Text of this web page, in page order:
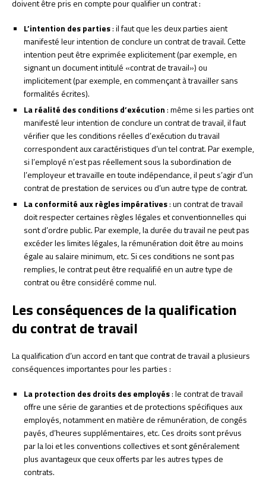
doivent être pris en compte pour qualifier un contrat :
L’intention des parties: il faut que les deux parties aient
manifesté leur intention de conclure un contrat de travail. Cette
intention peut être exprimée explicitement (par exemple, en
signant un document intitulé «contrat de travail») ou
implicitement (par exemple, en commençant à travailler sans
formalités écrites).
La réalité des conditions d’exécution: même si les parties ont
manifesté leur intention de conclure un contrat de travail, il faut
vérifier que les conditions réelles d’exécution du travail
correspondent aux caractéristiques d’un tel contrat. Par exemple,
si l’employé n’est pas réellement sous la subordination de
l’employeur et travaille en toute indépendance, il peut s’agir d’un
contrat de prestation de services ou d’un autre type de contrat.
La conformité aux règles impératives: un contrat de travail
doit respecter certaines règles légales et conventionnelles qui
sont d’ordre public. Par exemple, la durée du travail ne peut pas
excéder les limites légales, la rémunération doit être au moins
égale au salaire minimum, etc. Si ces conditions ne sont pas
remplies, le contrat peut être requalifié en un autre type de
contrat ou être considéré comme nul.
Les conséquences de la qualification
du contrat de travail
La qualification d’un accord en tant que contrat de travail a plusieurs
conséquences importantes pour les parties :
La protection des droits des employés: le contrat de travail
offre une série de garanties et de protections spécifiques aux
employés, notamment en matière de rémunération, de congés
payés, d’heures supplémentaires, etc. Ces droits sont prévus
par la loi et les conventions collectives et sont généralement
plus avantageux que ceux offerts par les autres types de
contrats.